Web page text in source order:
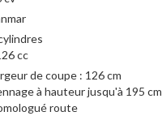
cc
de coupe : 126 cm
à hauteur jusqu'à 195 cm
route